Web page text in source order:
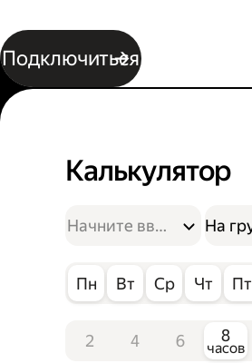
Подключиться
Калькулятор
На
Пн Вт Ср Чт Пт
2 4 6 8
часов